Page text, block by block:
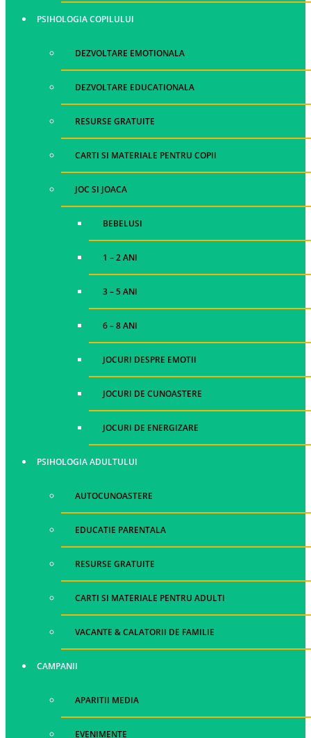
PSIHOLOGIA COPILULUI
DEZVOLTARE EMOTIONALA
DEZVOLTARE EDUCATIONALA
RESURSE GRATUITE
CARTI SI MATERIALE PENTRU COPII
JOC SI JOACA
BEBELUSI
1 – 2 ANI
3 – 5 ANI
6 – 8 ANI
JOCURI DESPRE EMOTII
JOCURI DE CUNOASTERE
JOCURI DE ENERGIZARE
PSIHOLOGIA ADULTULUI
AUTOCUNOASTERE
EDUCATIE PARENTALA
RESURSE GRATUITE
CARTI SI MATERIALE PENTRU ADULTI
VACANTE & CALATORII DE FAMILIE
CAMPANII
APARITII MEDIA
EVENIMENTE